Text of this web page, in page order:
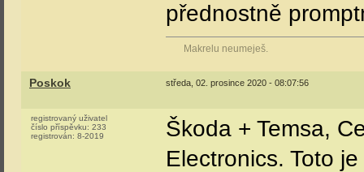
přednostně
Makrelu neumeješ.
Poskok středa, 02. prosince 2020 - 08:07:56
registrovaný uživatel
číslo příspěvku: 233
registrován: 8-2019
Škoda + Temsa,
Electronics. Toto